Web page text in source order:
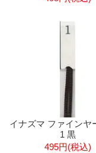
イナズマ ファインヤ
1 黒
495円(税込)